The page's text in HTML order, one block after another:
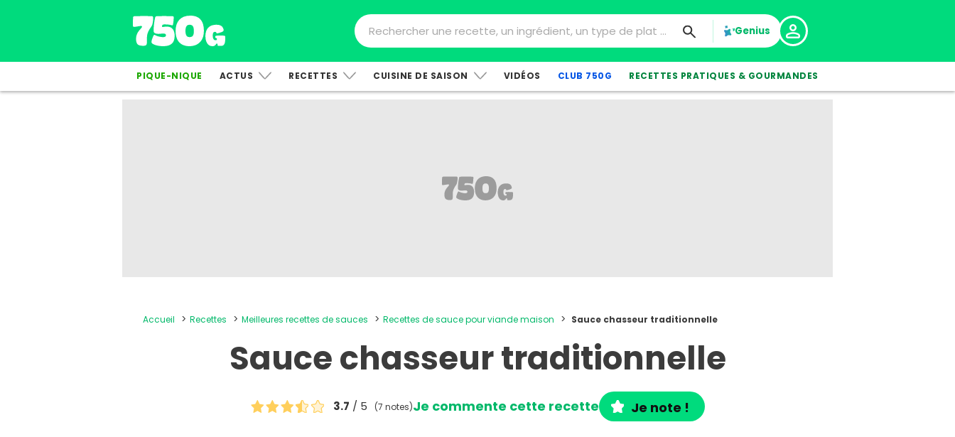
Genius
PIQUE-NIQUE ACTUS RECETTES CUISINE DE SAISON VIDÉOS CLUB 750G RECETTES PRATIQUES & GOURMANDES
Accueil Recettes Meilleures recettes de sauces Recettes de sauce pour viande maison Sauce chasseur traditionnelle
Sauce chasseur traditionnelle
3.7 / 5 (7 notes)Je commente cette recette Je note !